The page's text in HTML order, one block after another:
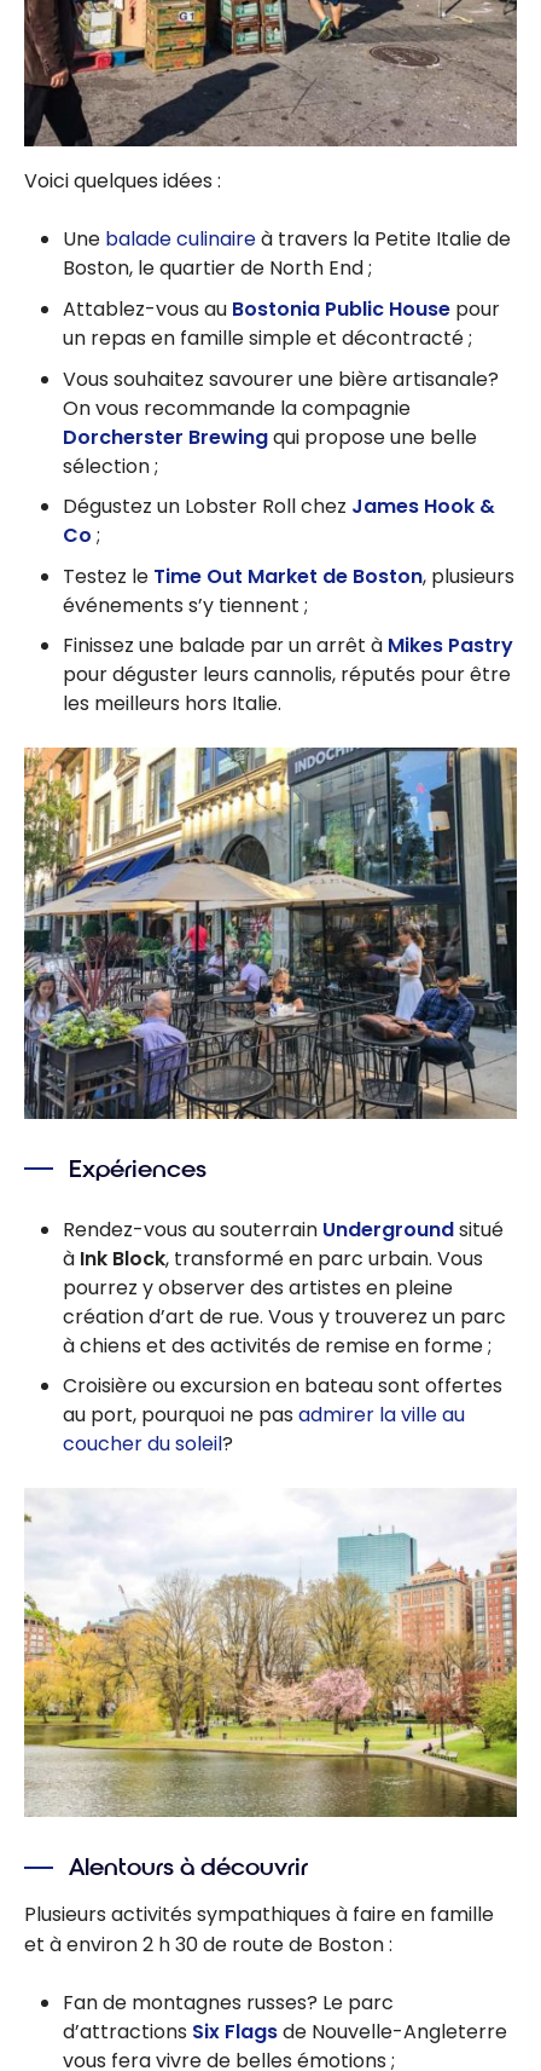
Voici quelques idées :
Une balade culinaireà travers la Petite Italie de
Boston, le quartier de North End ;
Attablez-vous au Bostonia Public House pour
un repas en famille simple et décontracté ;
Vous souhaitez savourer une bière artisanale?
On vous recommande la compagnie
Dorcherster Brewingqui propose une belle
sélection ;
Dégustez un Lobster Roll chez James Hook &
Co ;
Testez le Time Out Market de Boston, plusieurs
événements s’y tiennent ;
Finissez une balade par un arrêt à Mikes Pastry
pour déguster leurs cannolis, réputés pour être
les meilleurs hors Italie.
Expériences
Rendez-vous au souterrain Undergroundsitué
à Ink Block, transformé en parc urbain. Vous
pourrez y observer des artistes en pleine
création d’art de rue. Vous y trouverez un parc
à chiens et des activités de remise en forme ;
Croisière ou excursion en bateau sont offertes
au port, pourquoi ne pas admirer la ville au
coucher du soleil?
Alentours à découvrir
Plusieurs activités sympathiques à faire en famille
et à environ2 h 30de route de Boston :
Fan de montagnes russes? Le parc
d’attractions Six Flagsde Nouvelle-Angleterre
vous fera vivre de belles émotions ;